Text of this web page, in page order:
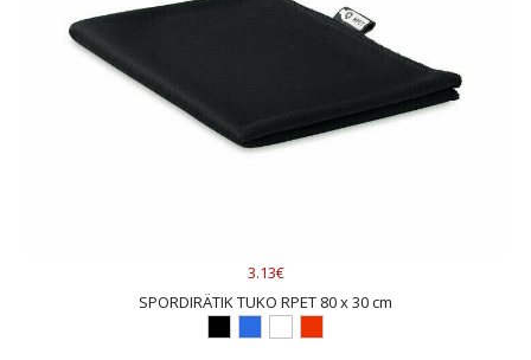
3.13€
SPORDIRÄTIK TUKO RPET 80 x 30 cm